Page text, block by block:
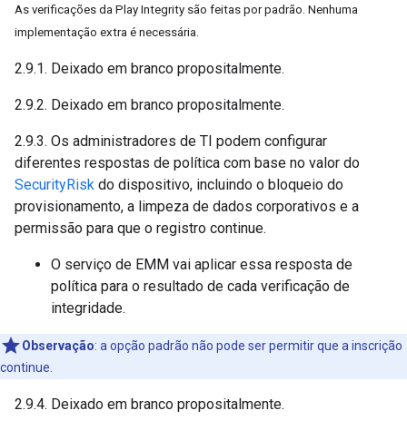
As verificações da Play Integrity são feitas por padrão. Nenhuma
implementação extra é necessária.
2.9.1. Deixado em branco propositalmente.
2.9.2. Deixado em branco propositalmente.
2.9.3. Os administradores de TI podem configurar
diferentes respostas de política com base no valor do
SecurityRisk do dispositivo, incluindo o bloqueio do
provisionamento, a limpeza de dados corporativos e a
permissão para que o registro continue.
O serviço de EMM vai aplicar essa resposta de
política para o resultado de cada verificação de
integridade.
Observação: a opção padrão não pode ser permitir que a inscrição
continue.
2.9.4. Deixado em branco propositalmente.